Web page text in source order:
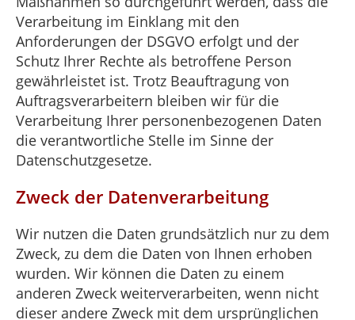
Verarbeitung im Einklang mit den
Anforderungen der DSGVO erfolgt und der
Schutz Ihrer Rechte als betroffene Person
gewährleistet ist. Trotz Beauftragung von
Auftragsverarbeitern bleiben wir für die
Verarbeitung Ihrer personenbezogenen Daten
die verantwortliche Stelle im Sinne der
Datenschutzgesetze.
Zweck der Datenverarbeitung
Wir nutzen die Daten grundsätzlich nur zu dem
Zweck, zu dem die Daten von Ihnen erhoben
wurden. Wir können die Daten zu einem
anderen Zweck weiterverarbeiten, wenn nicht
dieser andere Zweck mit dem ursprünglichen